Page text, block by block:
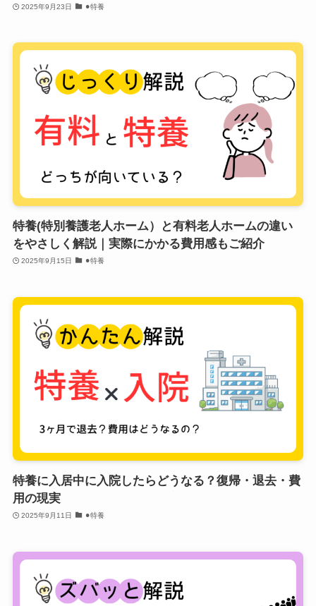
2025年9月23日 ⚫︎特養
特養(特別養護老人ホーム）と有料老人ホームの違い
をやさしく解説｜実際にかかる費用感もご紹介
2025年9月15日 ⚫︎特養
特養に入居中に入院したらどうなる？復帰・退去・費
用の現実
2025年9月11日 ⚫︎特養